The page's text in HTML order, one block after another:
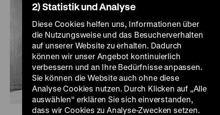
2) Statistik und Analyse
Diese Cookies helfen uns, Informationen über
die Nutzungsweise und das Besucherverhalten
auf unserer Website zu erhalten. Dadurch
können wir unser Angebot kontinuierlich
verbessern und an Ihre Bedürfnisse anpassen.
Sie können die Website auch ohne diese
Analyse Cookies nutzen. Durch Klicken auf „Alle
auswählen“ erklären Sie sich einverstanden,
dass wir Cookies zu Analyse-Zwecken setzen.